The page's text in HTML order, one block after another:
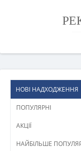
НОВІ НАДХОДЖЕННЯ
ПОПУЛЯРНІ
АКЦІЇ
НАЙБІЛЬШЕ